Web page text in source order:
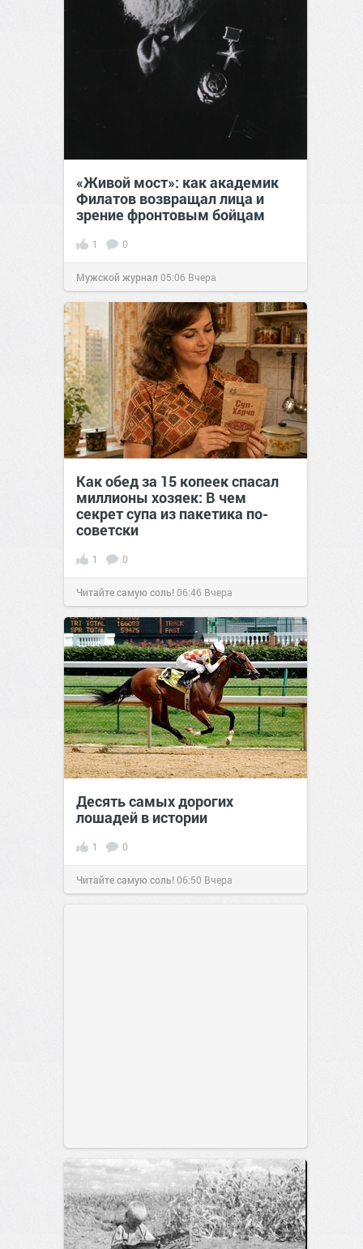
«Живой мост»: как академик
Филатов возвращал лица и
зрение фронтовым бойцам
1 0
Мужской журнал 05:06 Вчера
Как обед за 15 копеек спасал
миллионы хозяек: В чем
секрет супа из пакетика по-
советски
1 0
Читайте самую соль!06:46 Вчера
Десять самых дорогих
лошадей в истории
1 0
Читайте самую соль!06:50 Вчера